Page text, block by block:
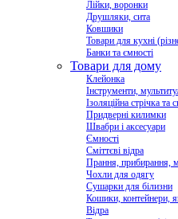
Лійки, воронки
Друшляки, сита
Ковшики
Товари для кухні
Банки та ємності
Товари для дому
Клейонка
Інструменти,
Ізоляційна стрічка та
Придверні килимки
Швабри і аксесуари
Ємності
Сміттєві відра
Прання, прибирання,
Чохли для одягу
Сушарки для білизни
Кошики, контейнери,
Відра